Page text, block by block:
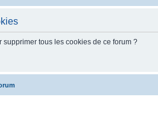
supprimer tous les cookies de ce forum ?